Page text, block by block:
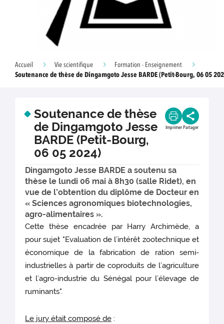
Accueil Vie scientifique
Formation - Enseignement
Soutenance de thèse de Dingamgoto Jesse BARDE (Petit-Bourg, 06 05
Soutenance de thèse
de Dingamgoto Jesse
BARDE (Petit-Bourg,
06 05 2024)
Imprimer Partager
Dingamgoto Jesse BARDE a soutenu sa
thèse le lundi 06 mai à 8h30 (salle Ridet), en
vue de l’obtention du diplôme de Docteur en
« Sciences agronomiques biotechnologies,
agro-alimentaires ».
Cette thèse encadrée par Harry Archimède, a
pour sujet "Evaluation de l’intérêt zootechnique et
économique de la fabrication de ration semi-
industrielles à partir de coproduits de l’agriculture
et l’agro-industrie du Sénégal pour l’élevage de
ruminants".
Le jury était composé de :